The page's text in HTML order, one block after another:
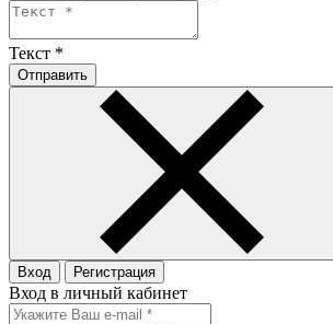
Текст *
Отправить
Вход Регистрация
Вход в личный кабинет